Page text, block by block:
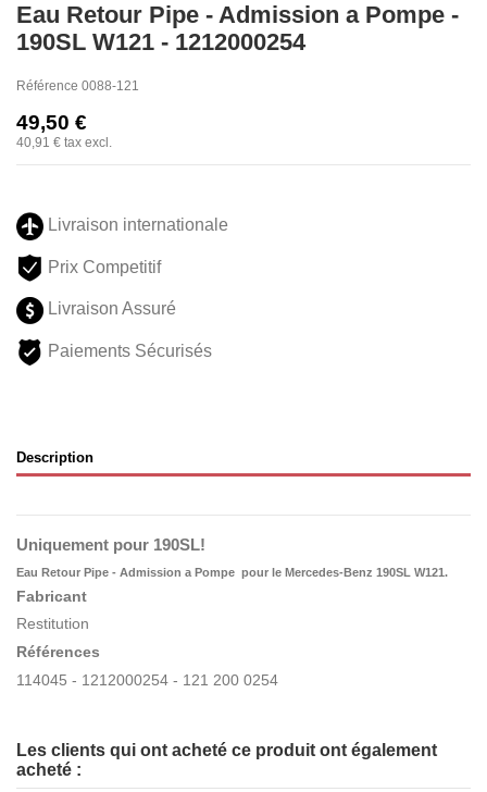
Eau Retour Pipe - Admission a Pompe -
190SL W121 - 1212000254
Référence 0088-121
49,50 €
40,91 € tax excl.
Livraison internationale
Prix Competitif
Livraison Assuré
Paiements Sécurisés
Description
Uniquement pour 190SL!
Eau Retour Pipe - Admission a Pompe pour le Mercedes-Benz 190SL W121.
Fabricant
Restitution
Références
114045 - 1212000254 - 121 200 0254
Les clients qui ont acheté ce produit ont également
acheté :